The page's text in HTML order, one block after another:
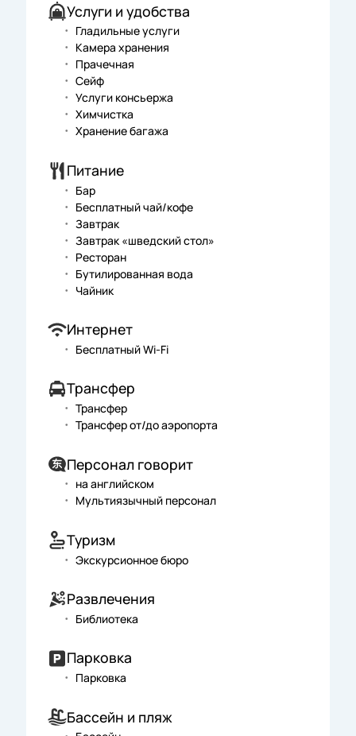
Услуги и удобства
Гладильные услуги
Камера хранения
Прачечная
Сейф
Услуги консьержа
Химчистка
Хранение багажа
Питание
Бар
Бесплатный чай/кофе
Завтрак
Завтрак «шведский стол»
Ресторан
Бутилированная вода
Чайник
Интернет
Бесплатный Wi-Fi
Трансфер
Трансфер
Трансфер от/до аэропорта
Персонал говорит
на английском
Мультиязычный персонал
Туризм
Экскурсионное бюро
Развлечения
Библиотека
Парковка
Парковка
Бассейн и пляж